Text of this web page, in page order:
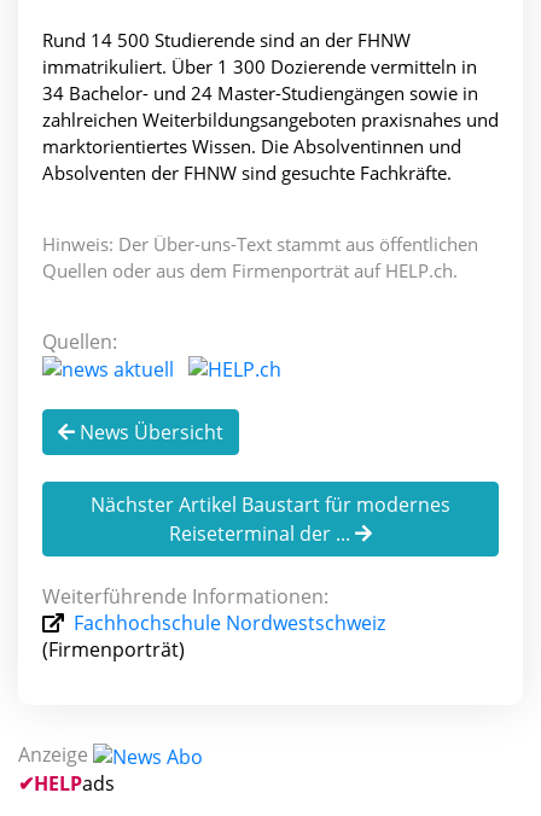
Rund 14 500 Studierende sind an der FHNW
immatrikuliert. Über 1 300 Dozierende vermitteln in
34 Bachelor- und 24 Master-Studiengängen sowie in
zahlreichen Weiterbildungsangeboten praxisnahes und
marktorientiertes Wissen. Die Absolventinnen und
Absolventen der FHNW sind gesuchte Fachkräfte.
Hinweis: Der Über-uns-Text stammt aus öffentlichen
Quellen oder aus dem Firmenporträt auf HELP.ch.
Quellen:
News Übersicht
Nächster Artikel Baustart für modernes
Reiseterminal der ...
Weiterführende Informationen:
Fachhochschule Nordwestschweiz
(Firmenporträt)
Anzeige
✔HELPads